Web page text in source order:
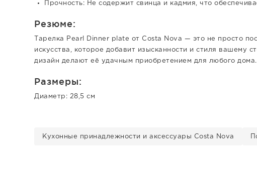
Прочность: Не содержит свинца и кадмия, что
Резюме:
Тарелка Pearl Dinner plate от Costa Nova — это не просто
искусства, которое добавит изысканности и стиля вашему
дизайн делают её удачным приобретением для любого дома.
Размеры:
Диаметр: 28,5 см
Кухонные принадлежности и аксессуары Costa Nova